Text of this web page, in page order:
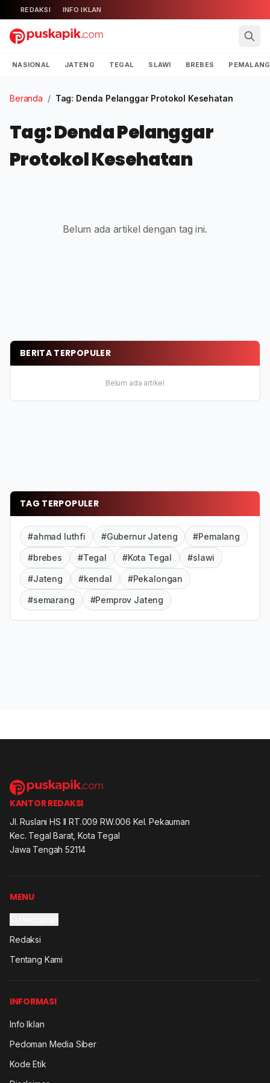
REDAKSI INFO IKLAN
NASIONAL JATENG TEGAL SLAWI BREBES PEMALANG
Beranda / Tag: Denda Pelanggar Protokol Kesehatan
Tag: Denda Pelanggar
Protokol Kesehatan
Belum ada artikel dengan tag ini.
BERITA TERPOPULER
Belum ada artikel
TAG TERPOPULER
#ahmad luthfi #Gubernur Jateng #Pemalang
#brebes #Tegal #Kota Tegal #slawi
#Jateng #kendal #Pekalongan
#semarang #Pemprov Jateng
KANTOR REDAKSI
Jl. Ruslani HS II RT.009 RW.006 Kel. Pekauman
Kec. Tegal Barat, Kota Tegal
Jawa Tengah 52114
MENU
Redaksi
Tentang Kami
INFORMASI
Info Iklan
Pedoman Media Siber
Kode Etik